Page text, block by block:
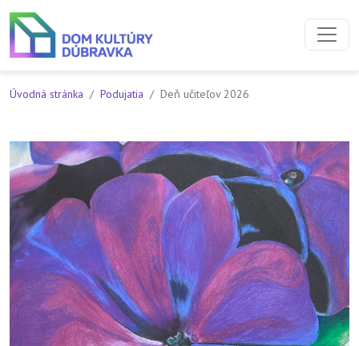
Preskočiť na obsah
Preskočiť na hlavné menu
Úvodná stránka Podujatia Deň učiteľov 2026